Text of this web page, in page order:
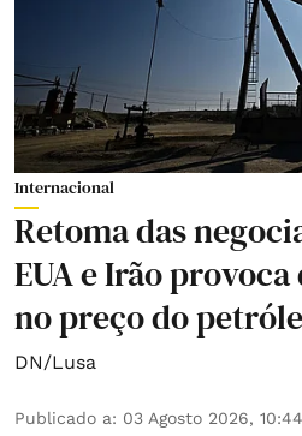
Internacional
Retoma das
EUA e Irão
no preço do
DN/Lusa
Publicado a: 03 Agosto 2026, 10:44